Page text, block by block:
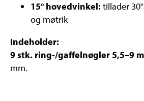
15° hovedvinkel: tillader
og møtrik
Indeholder:
9 stk. ring-/gaffelnøgler 5,5–9
mm.